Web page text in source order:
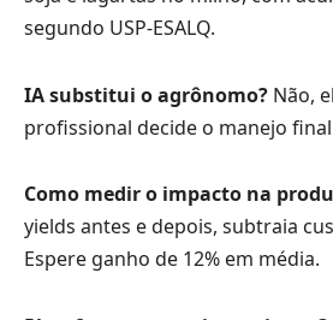
segundo USP-ESALQ.
IA substitui o agrônomo? Não,
profissional decide o manejo
Como medir o impacto na
yields antes e depois, subtraia
Espere ganho de 12% em média.